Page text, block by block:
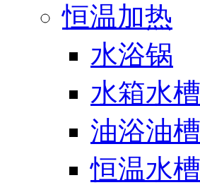
恒温加热
水浴锅
水箱水槽
油浴油槽
恒温水槽